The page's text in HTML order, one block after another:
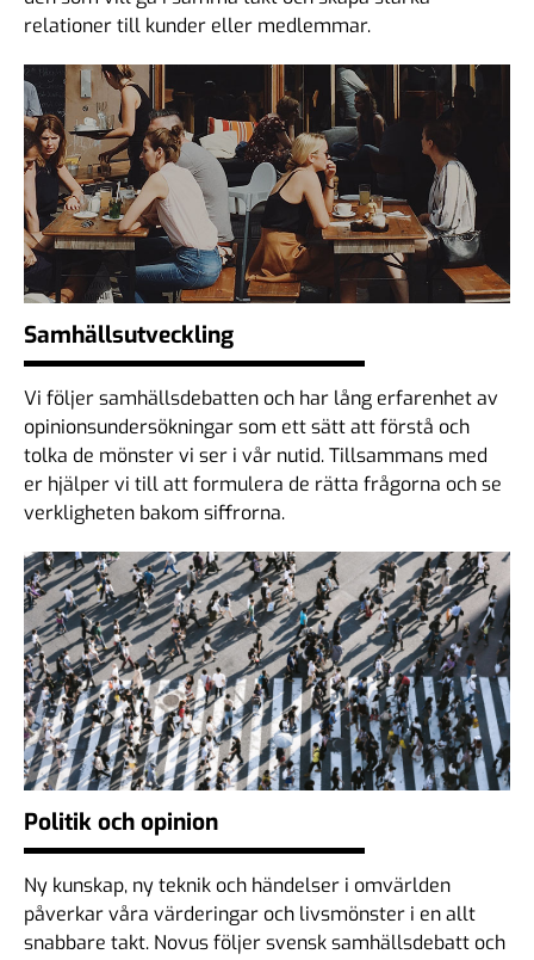
relationer till kunder eller medlemmar.
Samhällsutveckling
Vi följer samhällsdebatten och har lång erfarenhet av
opinionsundersökningar som ett sätt att förstå och
tolka de mönster vi ser i vår nutid. Tillsammans med
er hjälper vi till att formulera de rätta frågorna och se
verkligheten bakom siffrorna.
Politik och opinion
Ny kunskap, ny teknik och händelser i omvärlden
påverkar våra värderingar och livsmönster i en allt
snabbare takt. Novus följer svensk samhällsdebatt och